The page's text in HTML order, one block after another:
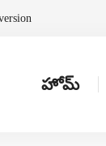
హోమ్